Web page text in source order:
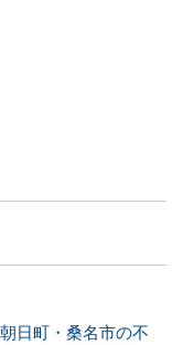
日町・桑名市の不